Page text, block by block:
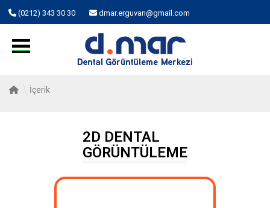
(0212) 343 30 30 dmar.erguvan@gmail.com
İçerik
2D DENTAL
GÖRÜNTÜLEME